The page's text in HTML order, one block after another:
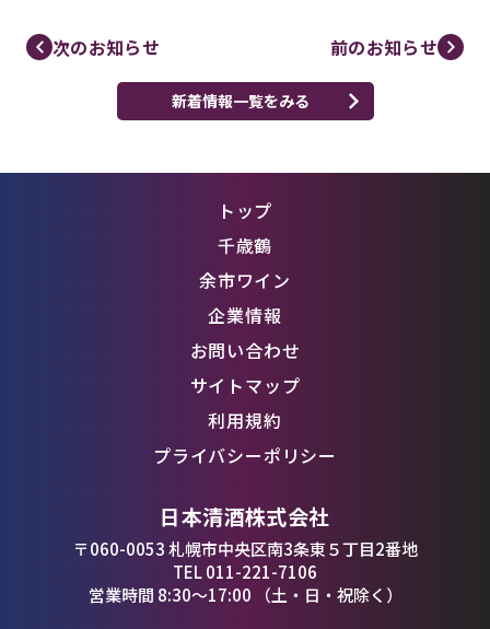
次のお知らせ 前のお知らせ
新着情報一覧をみる
トップ
千歳鶴
余市ワイン
企業情報
お問い合わせ
サイトマップ
利用規約
プライバシーポリシー
日本清酒株式会社
〒060-0053 札幌市中央区南3条東５丁目2番地
TEL 011-221-7106
営業時間 8:30〜17:00 （土・日・祝除く）